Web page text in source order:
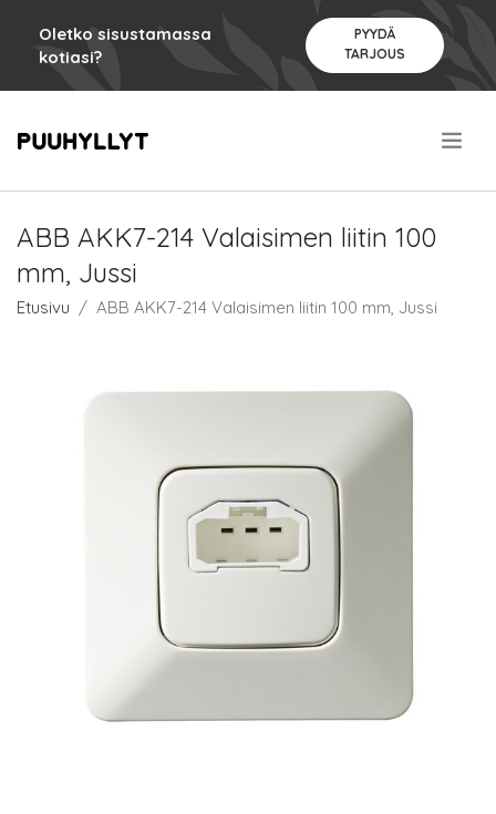
Oletko sisustamassa
kotiasi?
PYYDÄ
TARJOUS
ABB AKK7-214 Valaisimen liitin 100
mm, Jussi
Etusivu ABB AKK7-214 Valaisimen liitin 100 mm, Jussi